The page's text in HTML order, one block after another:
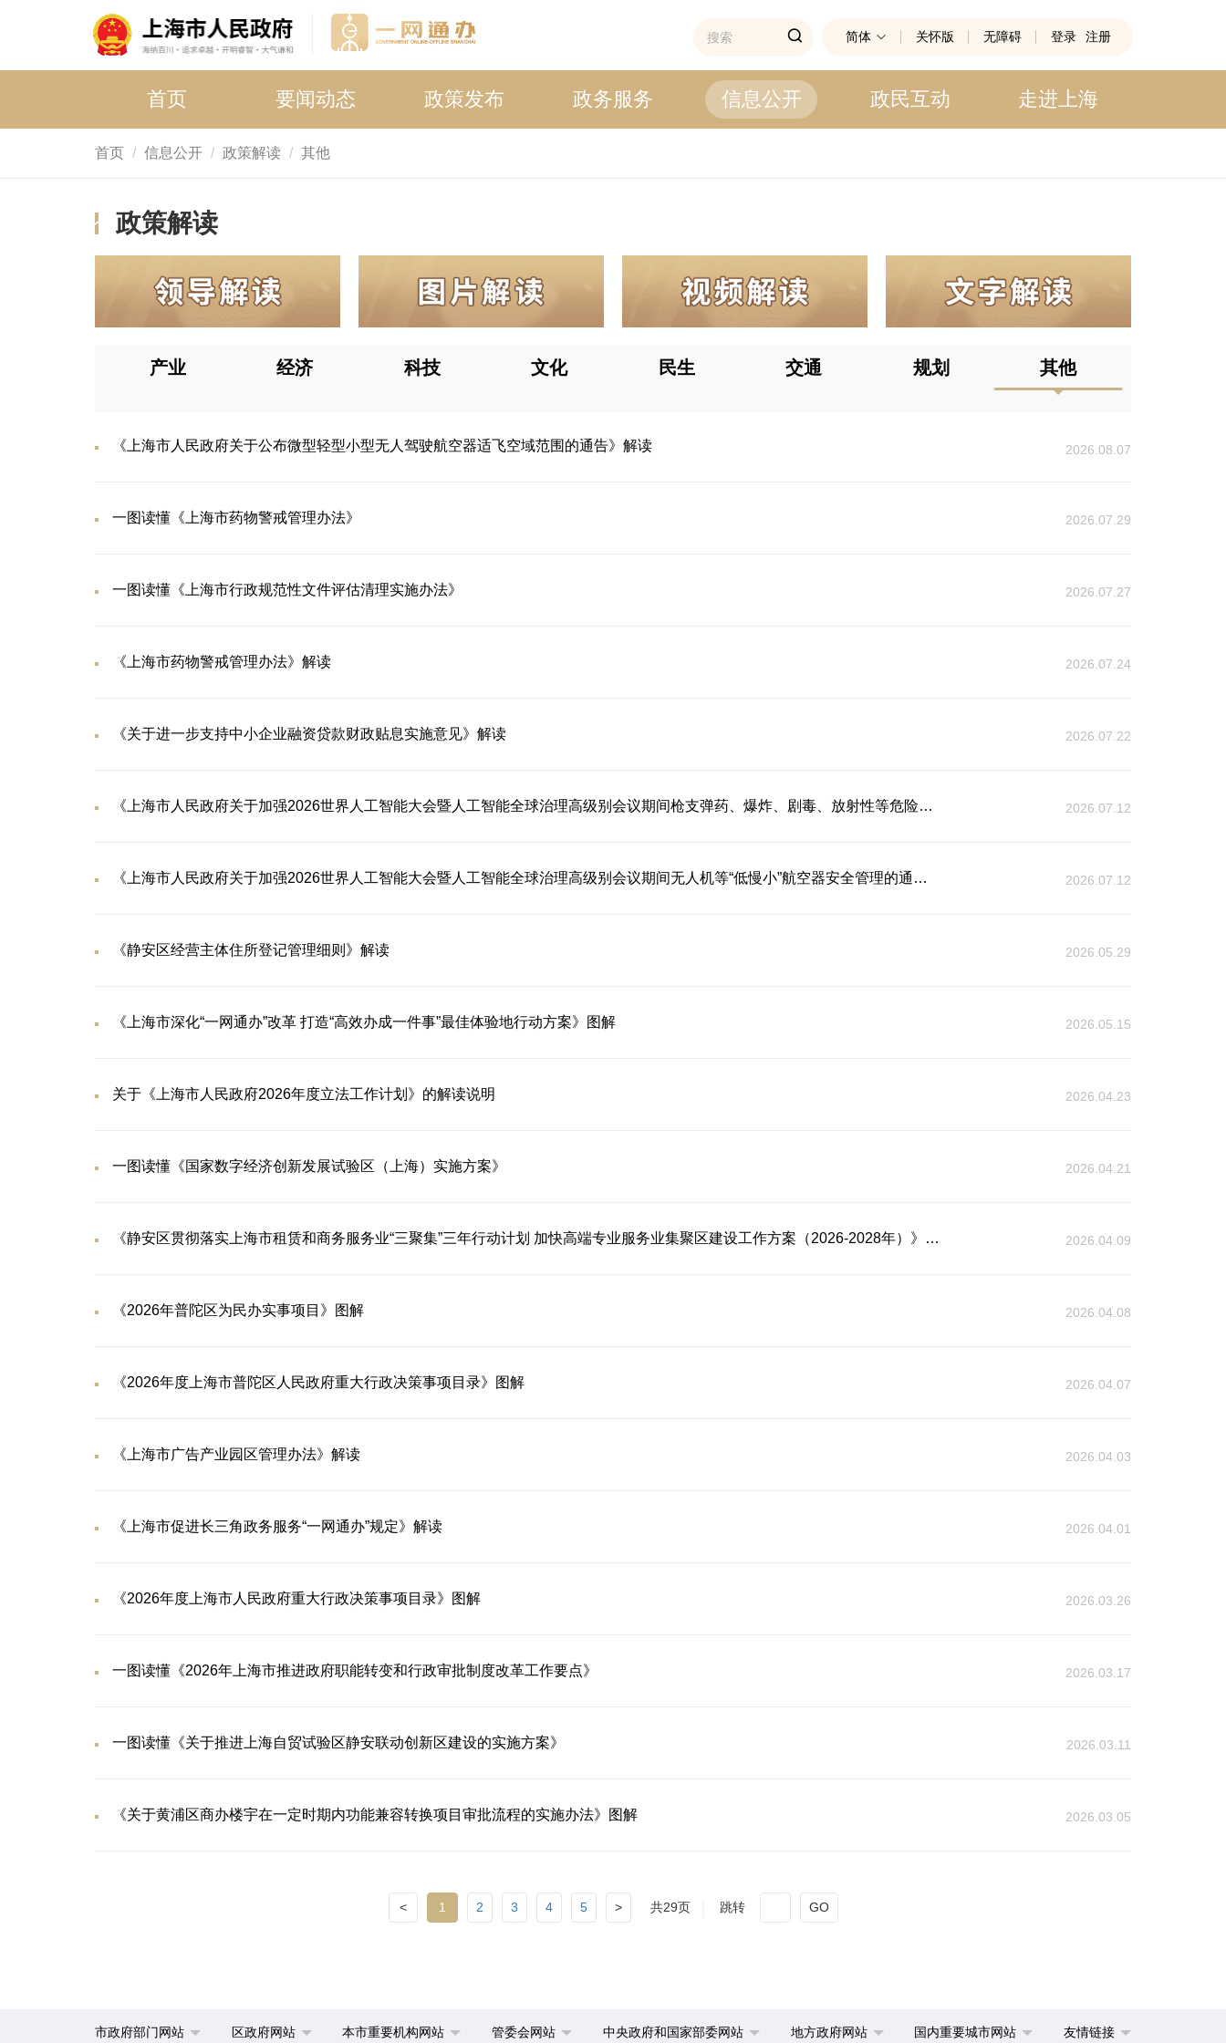
简体 关怀版 无障碍 登录 注册
首页 要闻动态 政策发布 政务服务 信息公开 政民互动 走进上海
首页 信息公开 政策解读 其他
政策解读
产业 经济 科技 文化 民生 交通 规划 其他
《上海市人民政府关于公布微型轻型小型无人驾驶航空器适飞空域范围的通告》解读 2026.08.07
一图读懂《上海市药物警戒管理办法》 2026.07.29
一图读懂《上海市行政规范性文件评估清理实施办法》 2026.07.27
《上海市药物警戒管理办法》解读 2026.07.24
《关于进一步支持中小企业融资贷款财政贴息实施意见》解读 2026.07.22
《上海市人民政府关于加强2026世界人工智能大会暨人工智能全球治理高级别会议期间枪支弹药、爆炸、剧毒、放射性等危险物品安全管理的通告》解读 2026.07.12
《上海市人民政府关于加强2026世界人工智能大会暨人工智能全球治理高级别会议期间无人机等“低慢小”航空器安全管理的通告》解读 2026.07.12
《静安区经营主体住所登记管理细则》解读 2026.05.29
《上海市深化“一网通办”改革 打造“高效办成一件事”最佳体验地行动方案》图解 2026.05.15
关于《上海市人民政府2026年度立法工作计划》的解读说明 2026.04.23
一图读懂《国家数字经济创新发展试验区（上海）实施方案》 2026.04.21
《静安区贯彻落实上海市租赁和商务服务业“三聚集”三年行动计划 加快高端专业服务业集聚区建设工作方案（2026-2028年）》解读 2026.04.09
《2026年普陀区为民办实事项目》图解 2026.04.08
《2026年度上海市普陀区人民政府重大行政决策事项目录》图解 2026.04.07
《上海市广告产业园区管理办法》解读 2026.04.03
《上海市促进长三角政务服务“一网通办”规定》解读 2026.04.01
《2026年度上海市人民政府重大行政决策事项目录》图解 2026.03.26
一图读懂《2026年上海市推进政府职能转变和行政审批制度改革工作要点》 2026.03.17
一图读懂《关于推进上海自贸试验区静安联动创新区建设的实施方案》 2026.03.11
《关于黄浦区商办楼宇在一定时期内功能兼容转换项目审批流程的实施办法》图解 2026.03.05
< 1 2 3 4 5 > 共29页 跳转 GO
市政府部门网站 区政府网站 本市重要机构网站 管委会网站 中央政府和国家部委网站 地方政府网站 国内重要城市网站 友情链接